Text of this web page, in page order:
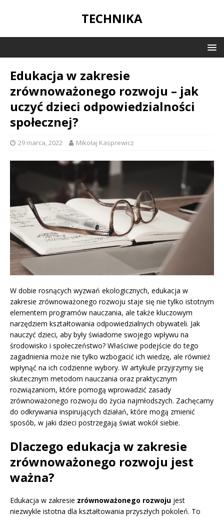
TECHNIKA
Edukacja w zakresie
zrównoważonego rozwoju – jak
uczyć dzieci odpowiedzialności
społecznej?
29 marca, 2022 Mikołaj Kasprewicz
W dobie rosnących wyzwań ekologicznych, edukacja w
zakresie zrównoważonego rozwoju staje się nie tylko istotnym
elementem programów nauczania, ale także kluczowym
narzędziem kształtowania odpowiedzialnych obywateli. Jak
nauczyć dzieci, aby były świadome swojego wpływu na
środowisko i społeczeństwo? Właściwe podejście do tego
zagadnienia może nie tylko wzbogacić ich wiedzę, ale również
wpłynąć na ich codzienne wybory. W artykule przyjrzymy się
skutecznym metodom nauczania oraz praktycznym
rozwiązaniom, które pomogą wprowadzić zasady
zrównoważonego rozwoju do życia najmłodszych. Zachęcamy
do odkrywania inspirujących działań, które mogą zmienić
sposób, w jaki dzieci postrzegają świat wokół siebie.
Dlaczego edukacja w zakresie
zrównoważonego rozwoju jest
ważna?
Edukacja w zakresie zrównoważonego rozwoju jest
niezwykle istotna dla kształtowania przyszłych pokoleń. To